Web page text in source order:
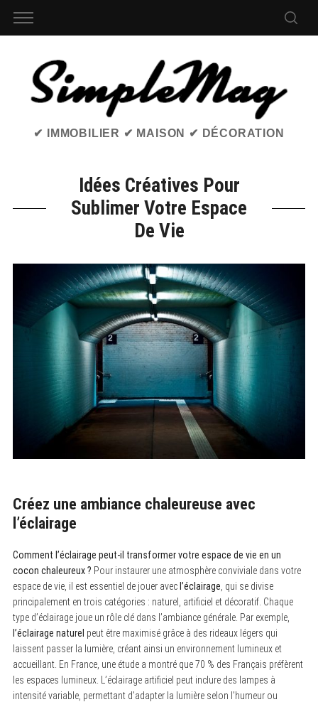
✔ IMMOBILIER ✔ MAISON ✔ DÉCORATION
Idées Créatives Pour
Sublimer Votre Espace
De Vie
Créez une ambiance chaleureuse avec
l’éclairage
Comment l’éclairage peut-il transformer votre espace de vie en un
cocon chaleureux ? Pour instaurer une atmosphère conviviale dans votre
espace de vie, il est essentiel de jouer avec l’éclairage , qui se divise
principalement en trois catégories : naturel, artificiel et décoratif. Chaque
type d’éclairage joue un rôle clé dans l’ambiance générale. Par exemple,
l’éclairage naturel peut être maximisé grâce à des rideaux légers qui
laissent passer la lumière, créant ainsi un environnement lumineux et
accueillant. En France, une étude a montré que 70 % des Français préfèrent
les espaces lumineux. L’éclairage artificiel peut inclure des lampes à
intensité variable, permettant d’adapter la lumière selon l’humeur ou